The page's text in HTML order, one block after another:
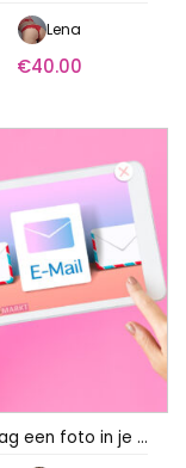
Lena
€40.00
Elke dag een foto in je mailbox – Iris